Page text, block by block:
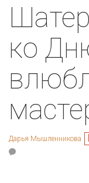
ко
Дарья Мышленникова